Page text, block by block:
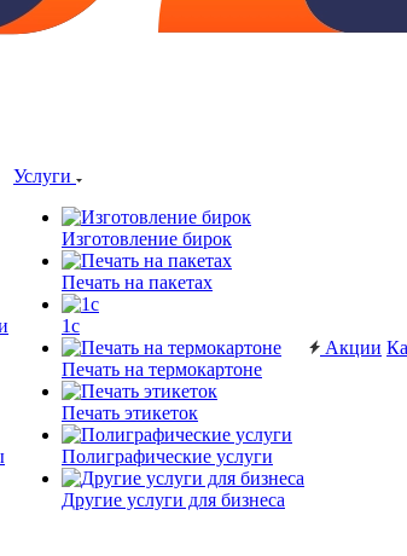
Услуги
Изготовление бирок
Печать на пакетах
1c
Печать на термокартоне
Печать этикеток
Полиграфические услуги
Другие услуги для бизнеса
Акции